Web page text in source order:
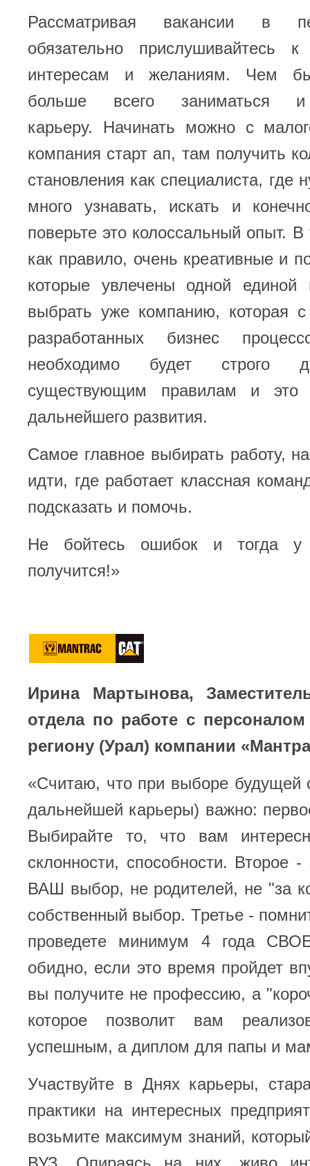
Рассматривая вакансии в
обязательно прислушивайтесь
интересам и желаниям. Чем
больше всего заниматься
карьеру. Начинать можно с
компания старт ап, там получить
становления как специалиста, где
много узнавать, искать и
поверьте это колоссальный опыт. В
как правило, очень креативные и
которые увлечены одной
выбрать уже компанию, которая
разработанных бизнес
необходимо будет строго
существующим правилам и
дальнейшего развития.
Самое главное выбирать работу,
идти, где работает классная
подсказать и помочь.
Не бойтесь ошибок и тогда у
получится!»
Ирина Мартынова,
отдела по работе с
региону (Урал) компании
«Считаю, что при выборе будущей
дальнейшей карьеры) важно:
Выбирайте то, что вам
склонности, способности. Второе
ВАШ выбор, не родителей, не "за
собственный выбор. Третье -
проведете минимум 4 года
обидно, если это время пройдет
вы получите не профессию, а
которое позволит вам
успешным, а диплом для папы и
Участвуйте в Днях карьеры,
практики на интересных
возьмите максимум знаний,